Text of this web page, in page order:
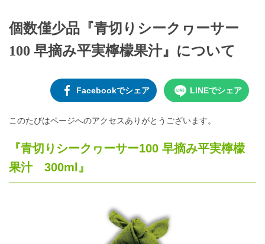
個数僅少品『青切りシークヮーサー
100 早摘み平実檸檬果汁』について
Facebookでシェア LINEでシェア
このたびはページへのアクセスありがとうございます。
『青切りシークヮーサー100 早摘み平実檸檬
果汁 300ml』